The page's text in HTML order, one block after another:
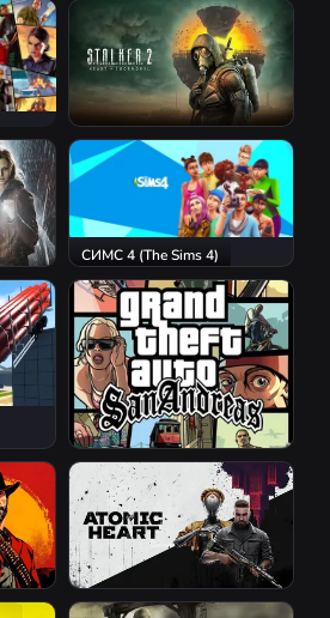
S.T.A.L.K.E.R. 2: Heart of
Chornobyl
СИМС 4 (The Sims 4)
GTA San Andreas
Atomic Heart